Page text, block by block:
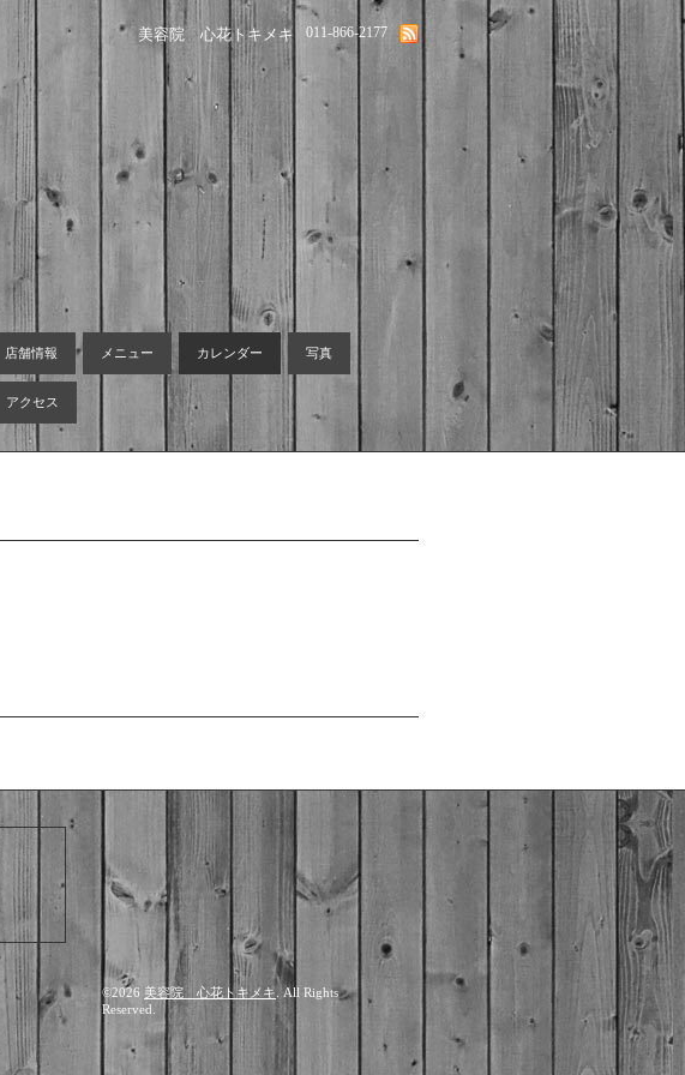
011-866-2177
美容院 心花トキメキ
店舗情報 メニュー カレンダー 写真
アクセス
©2026 美容院 心花トキメキ . All Rights
Reserved.